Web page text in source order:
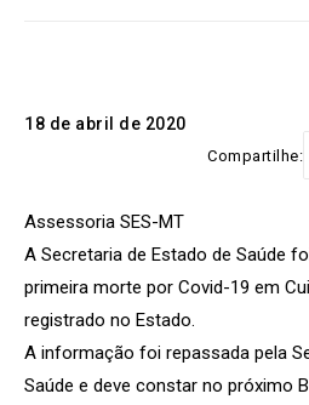
18 de abril de 2020
Compartilhe:
Assessoria SES-MT
A Secretaria de Estado de Saúde
primeira morte por Covid-19 em
registrado no Estado.
A informação foi repassada pela
Saúde e deve constar no próximo